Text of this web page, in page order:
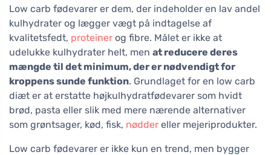
Low carb fødevarer er dem, der indeholder en lav andel
kulhydrater og lægger vægt på indtagelse af
kvalitetsfedt, proteiner og fibre. Målet er ikke at
udelukke kulhydrater helt, men at reducere deres
mængde til det minimum, der er nødvendigt for
kroppens sunde funktion. Grundlaget for en low carb
diæt er at erstatte højkulhydratfødevarer som hvidt
brød, pasta eller slik med mere nærende alternativer
som grøntsager, kød, fisk, nødder eller mejeriprodukter.
Low carb fødevarer er ikke kun en trend, men bygger